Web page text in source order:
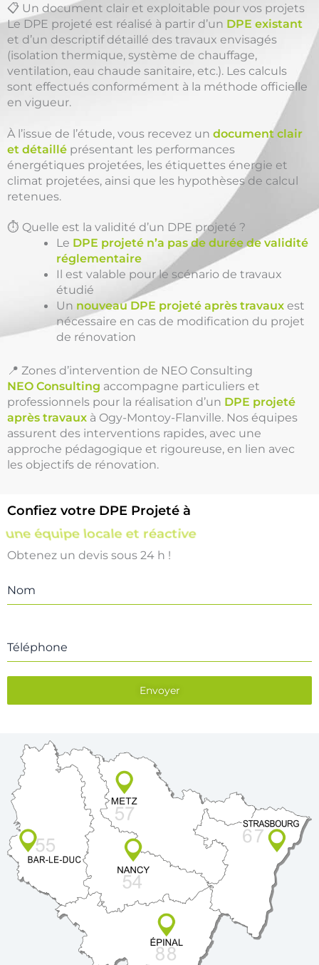
📋 Un document clair et exploitable pour vos projets
Le DPE projeté est réalisé à partir d’un DPE existant
et d’un descriptif détaillé des travaux envisagés
(isolation thermique, système de chauffage,
ventilation, eau chaude sanitaire, etc.). Les calculs
sont effectués conformément à la méthode officielle
en vigueur.
À l’issue de l’étude, vous recevez un document clair
et détaillé présentant les performances
énergétiques projetées, les étiquettes énergie et
climat projetées, ainsi que les hypothèses de calcul
retenues.
⏱️ Quelle est la validité d’un DPE projeté ?
Le DPE projeté n’a pas de durée de validité
réglementaire
Il est valable pour le scénario de travaux
étudié
Un nouveau DPE projeté après travaux est
nécessaire en cas de modification du projet
de rénovation
📍 Zones d’intervention de NEO Consulting
NEO Consulting accompagne particuliers et
professionnels pour la réalisation d’un DPE projeté
après travaux à Ogy-Montoy-Flanville. Nos équipes
assurent des interventions rapides, avec une
approche pédagogique et rigoureuse, en lien avec
les objectifs de rénovation.
Confiez votre DPE Projeté à
une équipe locale et réactive
Obtenez un devis sous 24 h !
Nom
Téléphone
Envoyer